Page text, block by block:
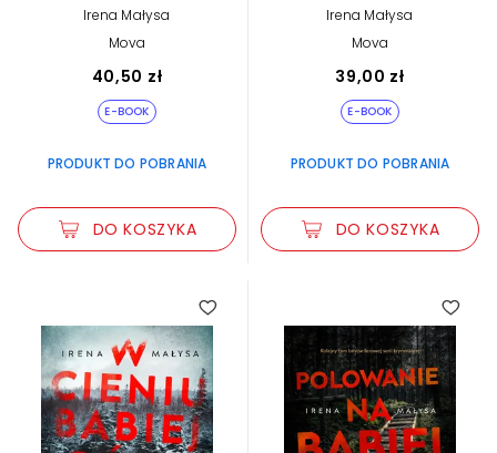
Irena Małysa
Mova
40,50 zł
E-BOOK
PRODUKT DO POBRANIA
DO KOSZYKA
Irena Małysa
Mova
39,00 zł
E-BOOK
PRODUKT DO POBRANIA
DO KOSZYKA